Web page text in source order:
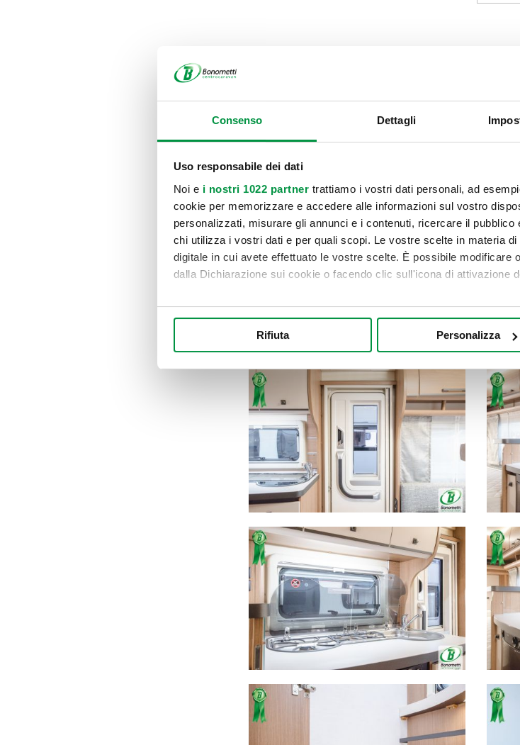
Consenso Dettagli
Uso responsabile dei dati
Noi e i nostri 1022 partner trattiamo i vostri dati personali, ad
cookie per memorizzare e accedere alle informazioni sul vostro
personalizzati, misurare gli annunci e i contenuti, ricercare il
chi utilizza i vostri dati e per quali scopi. Le vostre scelte in materia
digitale in cui avete effettuato le vostre scelte. È possibile modificare
dalla Dichiarazione sui cookie o facendo clic sull'icona di attivazione
Con il tuo consenso, vorremmo anche:
Identificare il tuo dispositivo, scansionandolo attivamente alla
Approfondisci come vengono elaborati i tuoi dati personali e imposta
modificare o ritirare il tuo consenso in qualsiasi momento dalla
Utilizziamo i cookie per personalizzare contenuti ed annunci, per
nostro traffico. Condividiamo inoltre informazioni sul modo in cui
di analisi dei dati web, pubblicità e social media, i quali potrebbero
che hanno raccolto dal suo utilizzo dei loro servizi.
Rifiuta Personalizza